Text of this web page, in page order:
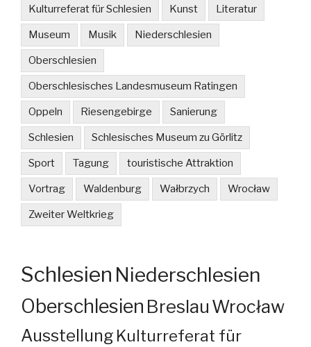
Kulturreferat für Schlesien Kunst Literatur
Museum Musik Niederschlesien
Oberschlesien
Oberschlesisches Landesmuseum Ratingen
Oppeln Riesengebirge Sanierung
Schlesien Schlesisches Museum zu Görlitz
Sport Tagung touristische Attraktion
Vortrag Waldenburg Wałbrzych Wrocław
Zweiter Weltkrieg
Schlesien Niederschlesien
Oberschlesien Breslau Wrocław
Ausstellung Kulturreferat für